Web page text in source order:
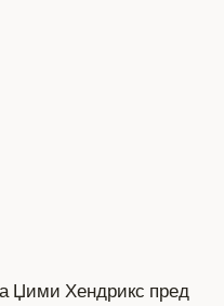
Џими Хендрикс пред